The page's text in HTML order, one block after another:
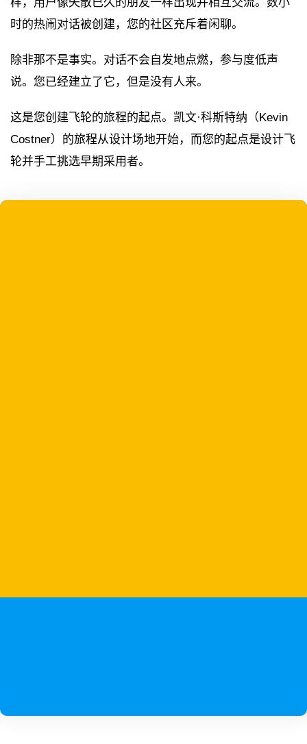
时的热闹对话被创建，您的社区充斥着闲聊。
除非那不是事实。对话不会自发地点燃，参与度低声
说。您已经建立了它，但是没有人来。
这是您创建飞轮的旅程的起点。凯文·科斯特纳（Kevin
Costner）的旅程从设计场地开始，而您的起点是设计飞
轮并手工挑选早期采用者。